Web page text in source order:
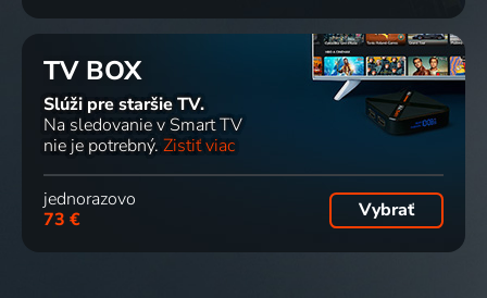
TV BOX
Slúži pre staršie TV.
Na sledovanie v Smart TV
nie je potrebný. Zistiť viac
jednorazovo
73 €
Vybrať